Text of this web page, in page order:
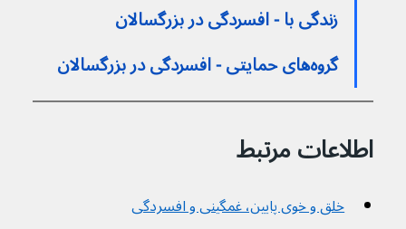
زندگی با - افسردگی در بزرگسالان
گروه‌های حمایتی - افسردگی در بزرگسالان
اطلاعات مرتبط
خلق و خوی پایین، غمگینی و افسردگی